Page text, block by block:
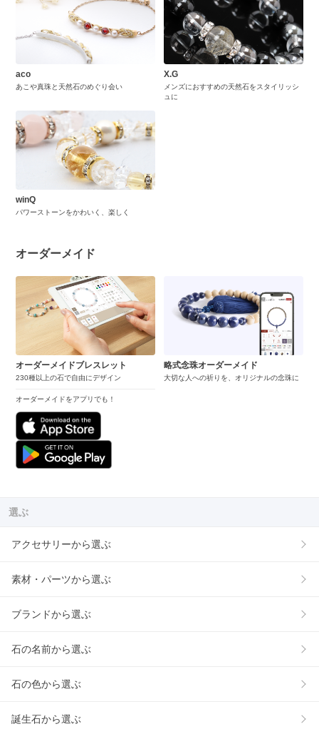
aco
あこや真珠と天然石のめぐり会い
X.G
メンズにおすすめの天然石をスタイリッシ
ュに
winQ
パワーストーンをかわいく、楽しく
オーダーメイド
オーダーメイドブレスレット
230種以上の石で自由にデザイン
オーダーメイドをアプリでも！
略式念珠オーダーメイド
大切な人への祈りを、オリジナルの念珠に
選ぶ
アクセサリーから選ぶ
素材・パーツから選ぶ
ブランドから選ぶ
石の名前から選ぶ
石の色から選ぶ
誕生石から選ぶ